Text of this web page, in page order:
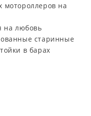
мотороллеров на
на любовь
старинные
в барах